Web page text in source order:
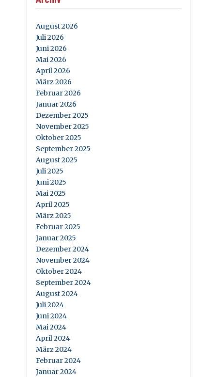
August 2026
Juli 2026
Juni 2026
Mai 2026
April 2026
März 2026
Februar 2026
Januar 2026
Dezember 2025
November 2025
Oktober 2025
September 2025
August 2025
Juli 2025
Juni 2025
Mai 2025
April 2025
März 2025
Februar 2025
Januar 2025
Dezember 2024
November 2024
Oktober 2024
September 2024
August 2024
Juli 2024
Juni 2024
Mai 2024
April 2024
März 2024
Februar 2024
Januar 2024